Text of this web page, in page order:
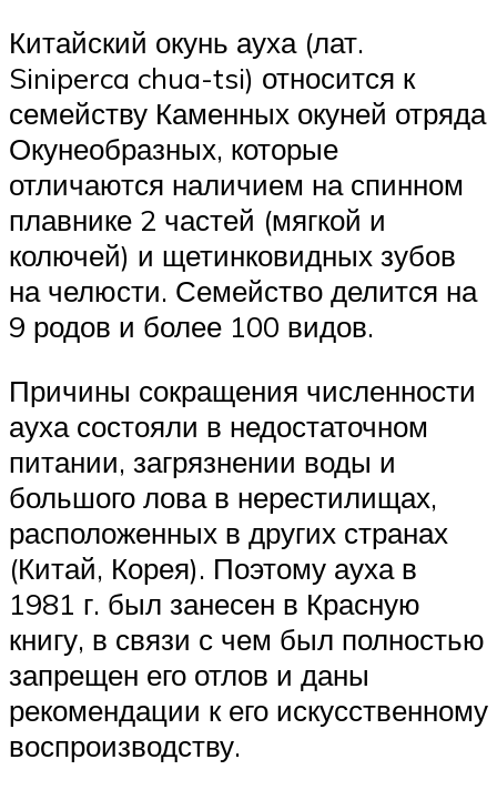
Китайский окунь ауха (лат.
Siniperca chua-tsi) относится к
семейству Каменных окуней отряда
Окунеобразных, которые
отличаются наличием на спинном
плавнике 2 частей (мягкой и
колючей) и щетинковидных зубов
на челюсти. Семейство делится на
9 родов и более 100 видов.
Причины сокращения численности
ауха состояли в недостаточном
питании, загрязнении воды и
большого лова в нерестилищах,
расположенных в других странах
(Китай, Корея). Поэтому ауха в
1981 г. был занесен в Красную
книгу, в связи с чем был полностью
запрещен его отлов и даны
рекомендации к его искусственному
воспроизводству.